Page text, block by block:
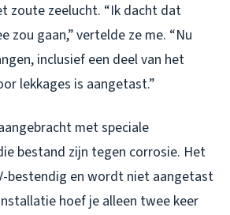
zoute zeelucht. “Ik dacht dat
zou gaan,” vertelde ze me. “Nu
inclusief een deel van het
lekkages is aangetast.”
met speciale
bestand zijn tegen corrosie. Het
bestendig en wordt niet aangetast
hoef je alleen twee keer